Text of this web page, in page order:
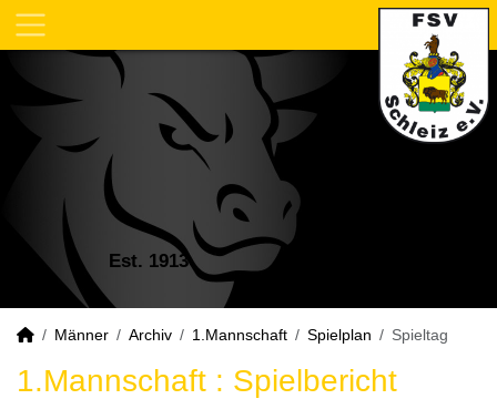
Est. 1913
Männer Archiv 1.Mannschaft Spielplan Spieltag
1.Mannschaft : Spielbericht